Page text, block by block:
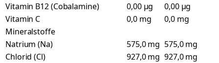
Vitamin B12 (Cobalamine)
0,00 µg
0,00 µg
Vitamin C
0,0 mg
0,0 mg
Mineralstoffe
Natrium (Na)
575,0 mg 575,0 mg
Chlorid (Cl)
927,0 mg 927,0 mg